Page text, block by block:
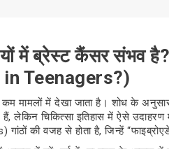
में ब्रेस्ट कैंसर संभव
Teenagers?)
कम मामलों में देखा जाता है। शोध के
लेकिन चिकित्सा इतिहास में ऐसे उदाहरण
की वजह से होता है, जिन्हें